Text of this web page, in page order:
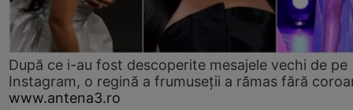
După ce i-au fost descoperite mesajele vechi de pe
Instagram, o regină a frumuseții a rămas fără
www.antena3.ro